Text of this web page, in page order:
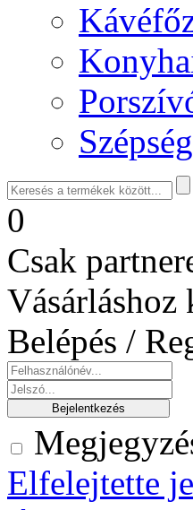
0
Csak
Vásárláshoz
Belépés /
Elfelejtette